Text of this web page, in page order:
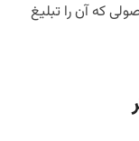
که آن را تبلیغ